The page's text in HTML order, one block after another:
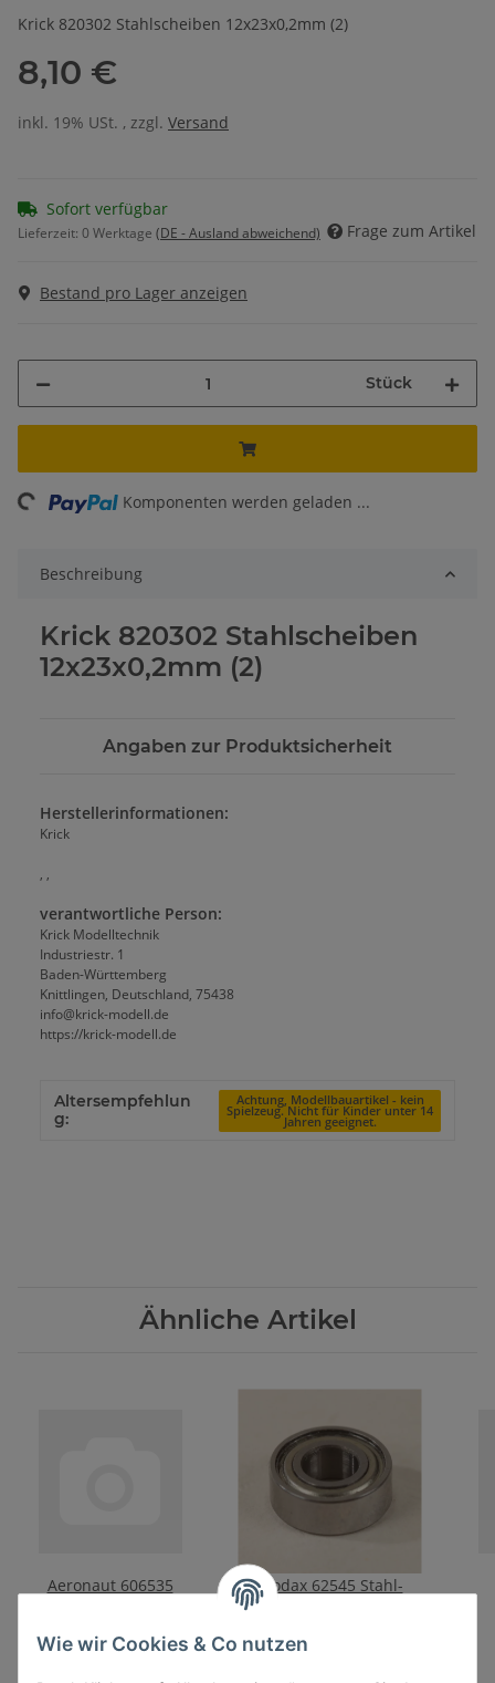
Krick 820302 Stahlscheiben 12x23x0,2mm (2)
8,10 €
inkl. 19% USt. , zzgl. Versand
Sofort verfügbar
Lieferzeit: 0 Werktage (DE - Ausland abweichend) Frage zum Artikel
Bestand pro Lager anzeigen
Stück
Komponenten werden geladen ...
Beschreibung
Krick 820302 Stahlscheiben
12x23x0,2mm (2)
Angaben zur Produktsicherheit
Herstellerinformationen:
Krick
, ,
verantwortliche Person:
Krick Modelltechnik
Industriestr. 1
Baden-Württemberg
Knittlingen, Deutschland, 75438
info@krick-modell.de
https://krick-modell.de
Altersempfehlun
g:
Achtung, Modellbauartikel - kein
Spielzeug. Nicht für Kinder unter 14
Jahren geeignet.
Ähnliche Artikel
Aeronaut 606535
6,60 €
Modax 62545 Stahl-
Kugellager 5,0 x 11 x 4,0
Wie wir Cookies & Co nutzen